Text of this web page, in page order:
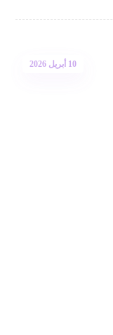
10 أبريل 2026